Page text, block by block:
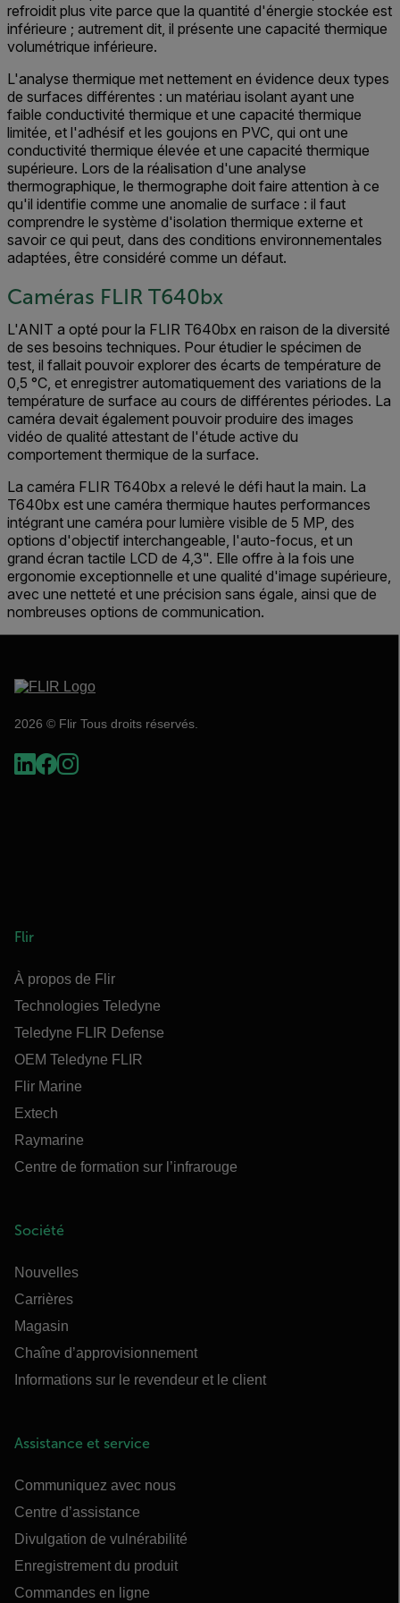
refroidit plus vite parce que la quantité d'énergie stockée est
inférieure ; autrement dit, il présente une capacité thermique
volumétrique inférieure.
L'analyse thermique met nettement en évidence deux types
de surfaces différentes : un matériau isolant ayant une
faible conductivité thermique et une capacité thermique
limitée, et l'adhésif et les goujons en PVC, qui ont une
conductivité thermique élevée et une capacité thermique
supérieure. Lors de la réalisation d'une analyse
thermographique, le thermographe doit faire attention à ce
qu'il identifie comme une anomalie de surface : il faut
comprendre le système d'isolation thermique externe et
savoir ce qui peut, dans des conditions environnementales
adaptées, être considéré comme un défaut.
Caméras FLIR T640bx
L'ANIT a opté pour la FLIR T640bx en raison de la diversité
de ses besoins techniques. Pour étudier le spécimen de
test, il fallait pouvoir explorer des écarts de température de
0,5 °C, et enregistrer automatiquement des variations de la
température de surface au cours de différentes périodes. La
caméra devait également pouvoir produire des images
vidéo de qualité attestant de l'étude active du
comportement thermique de la surface.
La caméra FLIR T640bx a relevé le défi haut la main. La
T640bx est une caméra thermique hautes performances
intégrant une caméra pour lumière visible de 5 MP, des
options d'objectif interchangeable, l'auto-focus, et un
grand écran tactile LCD de 4,3". Elle offre à la fois une
ergonomie exceptionnelle et une qualité d'image supérieure,
avec une netteté et une précision sans égale, ainsi que de
nombreuses options de communication.
2026 © Flir Tous droits réservés.
Flir
À propos de Flir
Technologies Teledyne
Teledyne FLIR Defense
OEM Teledyne FLIR
Flir Marine
Extech
Raymarine
Centre de formation sur l’infrarouge
Société
Nouvelles
Carrières
Magasin
Chaîne d’approvisionnement
Informations sur le revendeur et le client
Assistance et service
Communiquez avec nous
Centre d’assistance
Divulgation de vulnérabilité
Enregistrement du produit
Commandes en ligne